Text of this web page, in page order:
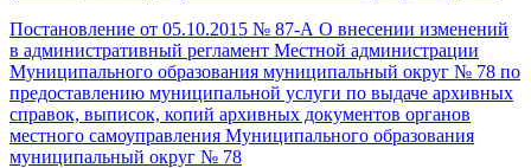
Постановление от 05.10.2015 № 87-А О внесении изменений
в административный регламент Местной администрации
Муниципального образования муниципальный округ № 78 по
предоставлению муниципальной услуги по выдаче архивных
справок, выписок, копий архивных документов органов
местного самоуправления Муниципального образования
муниципальный округ № 78